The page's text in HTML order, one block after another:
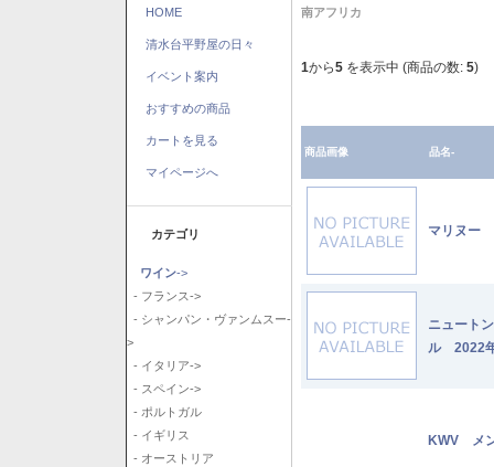
HOME
清水台平野屋の日々
イベント案内
おすすめの商品
カートを見る
マイページへ
カテゴリ
ワイン->
- フランス->
- シャンパン・ヴァンムスー-
>
- イタリア->
- スペイン->
- ポルトガル
- イギリス
- オーストリア
南アフリカ
1から5 を表示中 (商品の数: 5)
商品画像 品名-
マリヌー
ニュート
ル 2022
KWV メ